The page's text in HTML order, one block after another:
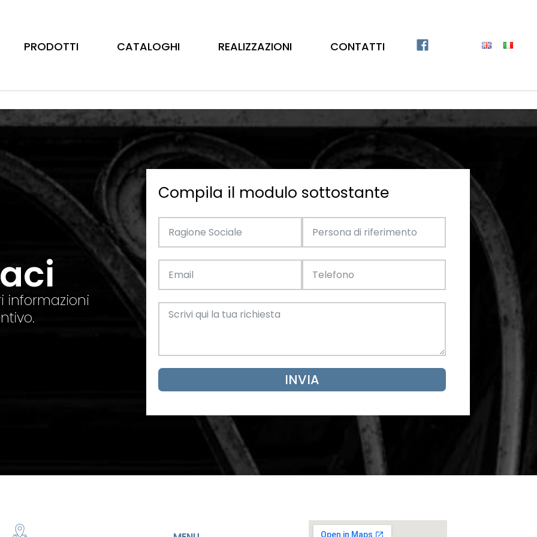
PRODOTTI CATALOGHI REALIZZAZIONI CONTATTI
Ottone
Tubo
Alluminio
Oggettistica e arredamento
Catalogo Illustrativo
SCARICA ORA
Catalogo
Acciaio
+39 0445 580865
+39 0445 580366
info@feba.it
informazioni
Compila il modulo sottostante
INVIA